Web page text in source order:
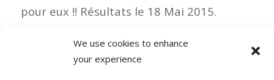
We use cookies to enhance
your experience
pour eux !! Résultats le 18 Mai 2015.
0 COMMENTAIRES